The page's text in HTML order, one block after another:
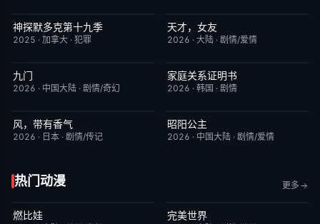
更新至第07集
神探默多克第十九季
2025 · 加拿大 · 犯罪
更新至第14集
天才，女友
2026 · 大陆 · 剧情/爱情
更新至第16集
九门
2026 · 中国大陆 · 剧情/奇幻
更新至第23集
家庭关系证明书
2026 · 韩国 · 剧情
更新至第94集
风，带有香气
2026 · 日本 · 剧情/传记
更新至第18集
昭阳公主
2026 · 中国大陆 · 剧情/爱情
热门动漫 更多
HD国语
燃比娃 更新至第281集
完美世界